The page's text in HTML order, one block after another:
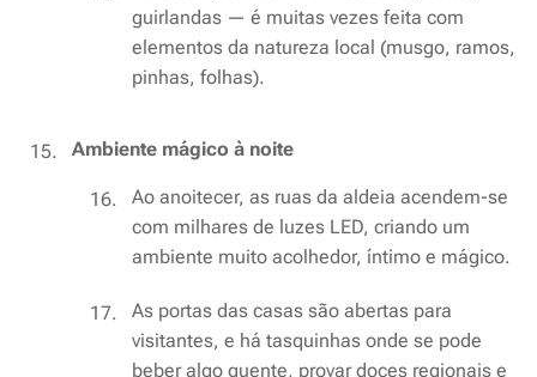
guirlandas — é muitas vezes feita com
elementos da natureza local (musgo, ramos,
pinhas, folhas).
Ambiente mágico à noite
Ao anoitecer, as ruas da aldeia acendem-se
com milhares de luzes LED, criando um
ambiente muito acolhedor, íntimo e mágico.
As portas das casas são abertas para
visitantes, e há tasquinhas onde se pode
beber algo quente, provar doces regionais e